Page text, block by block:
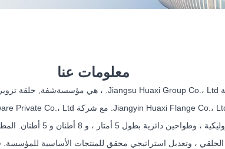
معلومات عنا
شفة, حلقة تزوير